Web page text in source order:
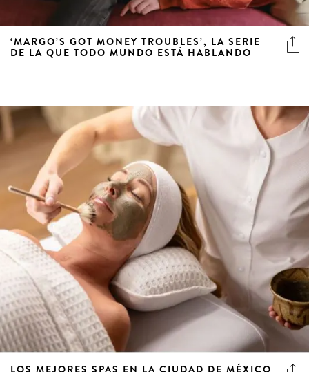
‘MARGO’S GOT MONEY TROUBLES’, LA SERIE
DE LA QUE TODO MUNDO ESTÁ HABLANDO